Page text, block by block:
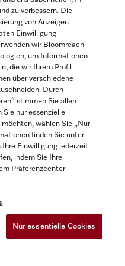
zu verbessern. Die
von Anzeigen
Einwilligung
wir Bloomreach-
um Informationen
die wir Ihrem Profil
über verschiedene
Durch
stimmen Sie allen
Sie nur essenzielle
möchten, wählen Sie „Nur
finden Sie unter
Ihre Einwilligung jederzeit
indem Sie Ihre
Präferenzcenter
Nur essentielle Cookies